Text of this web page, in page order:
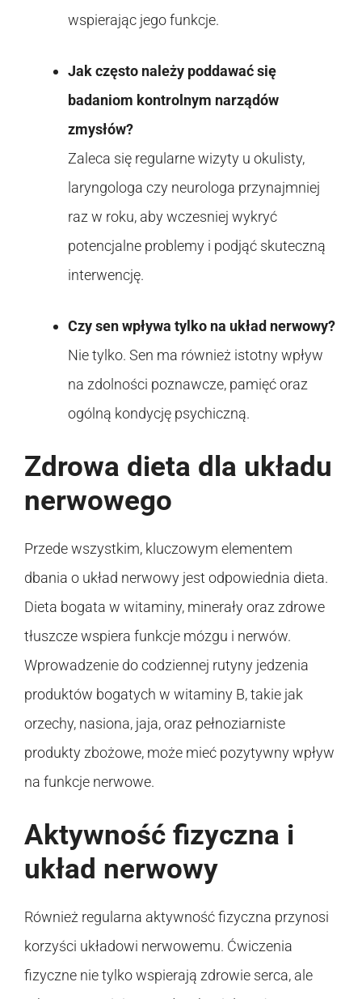
wspierając jego funkcje.
Jak często należy poddawać się
badaniom kontrolnym narządów
zmysłów?
Zaleca się regularne wizyty u okulisty,
laryngologa czy neurologa przynajmniej
raz w roku, aby wczesniej wykryć
potencjalne problemy i podjąć skuteczną
interwencję.
Czy sen wpływa tylko na układ nerwowy?
Nie tylko. Sen ma również istotny wpływ
na zdolności poznawcze, pamięć oraz
ogólną kondycję psychiczną.
Zdrowa dieta dla układu
nerwowego
Przede wszystkim, kluczowym elementem
dbania o układ nerwowy jest odpowiednia dieta.
Dieta bogata w witaminy, minerały oraz zdrowe
tłuszcze wspiera funkcje mózgu i nerwów.
Wprowadzenie do codziennej rutyny jedzenia
produktów bogatych w witaminy B, takie jak
orzechy, nasiona, jaja, oraz pełnoziarniste
produkty zbożowe, może mieć pozytywny wpływ
na funkcje nerwowe.
Aktywność fizyczna i
układ nerwowy
Również regularna aktywność fizyczna przynosi
korzyści układowi nerwowemu. Ćwiczenia
fizyczne nie tylko wspierają zdrowie serca, ale